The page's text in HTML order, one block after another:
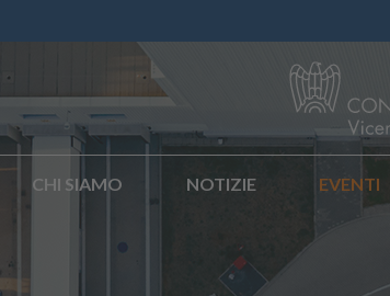
CHI SIAMO NOTIZIE EVENTI